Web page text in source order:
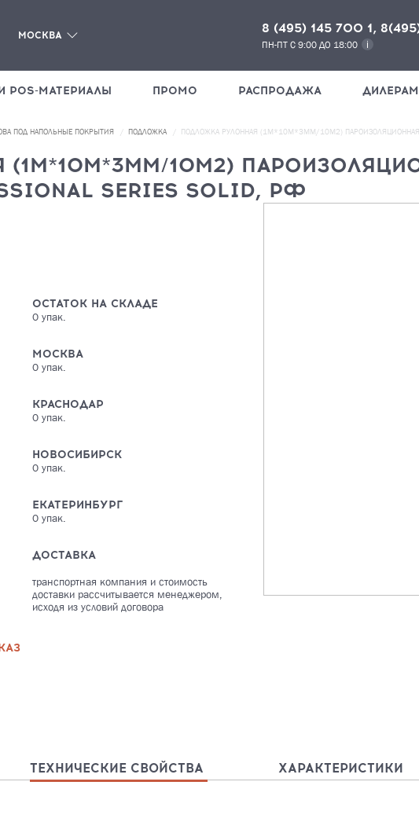
МОСКВА 8 (495) 145 700 1,
ПН-ПТ С 9:00 ДО 18:00
POS-МАТЕРИАЛЫ ПРОМО РАСПРОДАЖА ДИЛЕРАМ
ПОД НАПОЛЬНЫЕ ПОКРЫТИЯ ПОДЛОЖКА ПОДЛОЖКА РУЛОННАЯ (1М*10М*3ММ/10М2) ПАРОИЗОЛЯЦИОННАЯ
10М2)
SERIES SOLID, РФ
ОСТАТОК НА СКЛАДЕ
0 упак.
МОСКВА
0 упак.
КРАСНОДАР
0 упак.
НОВОСИБИРСК
0 упак.
ЕКАТЕРИНБУРГ
0 упак.
ДОСТАВКА
транспортная компания и стоимость
доставки рассчитывается менеджером,
исходя из условий договора
ТЕХНИЧЕСКИЕ СВОЙСТВА ХАРАКТЕРИСТИКИ